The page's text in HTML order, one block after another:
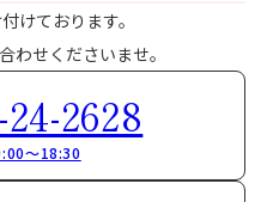
けております。
わせくださいませ。
2628
～18:30